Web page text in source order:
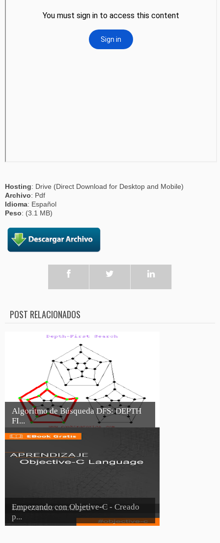
Hosting: Drive (Direct Download for Desktop and Mobile)
Archivo: Pdf
Idioma: Español
Peso: (3.1 MB)
POST RELACIONADOS
Algoritmo de Búsqueda DFS: DEPTH
FI...
Empezando con Objetive-C - Creado
p...